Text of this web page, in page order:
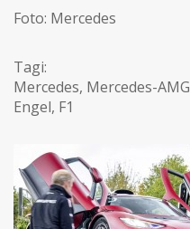
Foto: Mercedes
Tagi:
Mercedes, Mercedes-AMG
Engel, F1